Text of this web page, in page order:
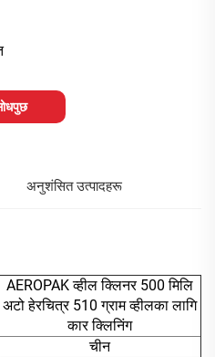
अनुशंसित उत्पादहरू
AEROPAK व्हील क्लिनर 500 मिलि
अटो हेरचित्र 510 ग्राम व्हीलका लागि
कार क्लिनिंग
चीन